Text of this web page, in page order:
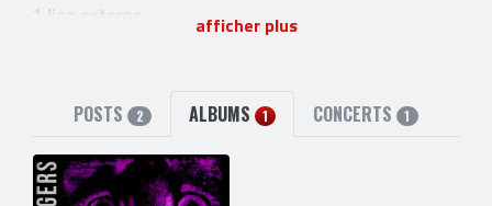
1 lien externe
afficher plus
POSTS 2 ALBUMS 1 CONCERTS 1